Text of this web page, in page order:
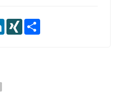
LinkedInXING